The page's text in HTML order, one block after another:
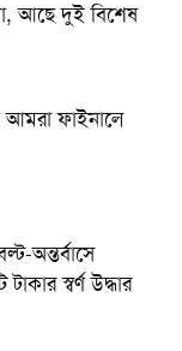
আছে দুই বিশেষ
আমরা ফাইনালে
অন্তর্বাসে
স্বর্ণ উদ্ধার